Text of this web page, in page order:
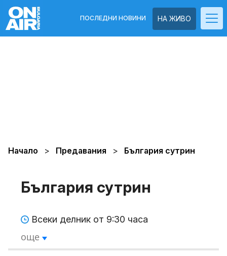
НА ЖИВО
ПОСЛЕДНИ НОВИНИ
Начало Предавания България сутрин
България сутрин
Всеки делник от 9:30 часа
още